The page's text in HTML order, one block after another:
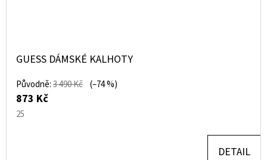
GUESS DÁMSKÉ KALHOTY
Původně:3 490 Kč (–74 %)
873 Kč
25
DETAIL